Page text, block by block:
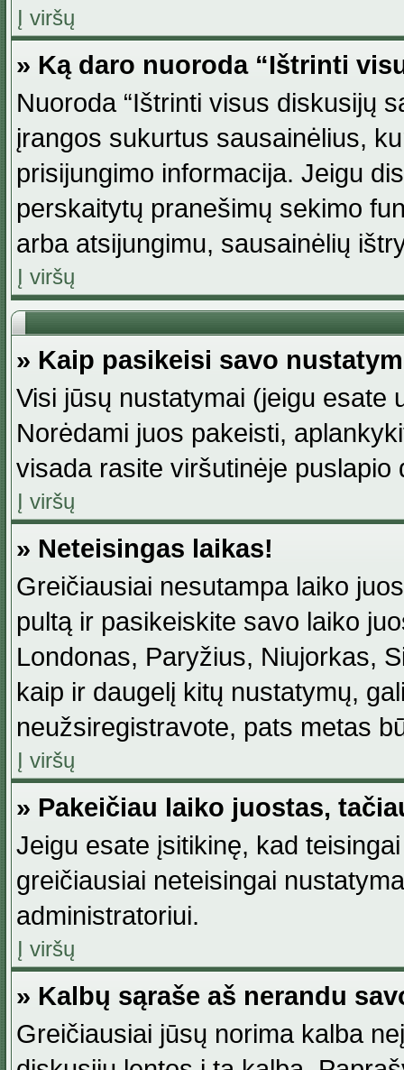
Į viršų
» Ką daro nuoroda “Ištrinti
Nuoroda “Ištrinti visus diskusijų
įrangos sukurtus sausainėlius,
prisijungimo informacija. Jeigu
perskaitytų pranešimų sekimo
arba atsijungimu, sausainėlių
Į viršų
» Kaip pasikeisi savo
Visi jūsų nustatymai (jeigu esate
Norėdami juos pakeisti,
visada rasite viršutinėje
Į viršų
» Neteisingas laikas!
Greičiausiai nesutampa laiko
pultą ir pasikeiskite savo laiko
Londonas, Paryžius, Niujorkas,
kaip ir daugelį kitų nustatymų,
neužsiregistravote, pats metas
Į viršų
» Pakeičiau laiko juostas,
Jeigu esate įsitikinę, kad
greičiausiai neteisingai
administratoriui.
Į viršų
» Kalbų sąraše aš nerandu
Greičiausiai jūsų norima kalba